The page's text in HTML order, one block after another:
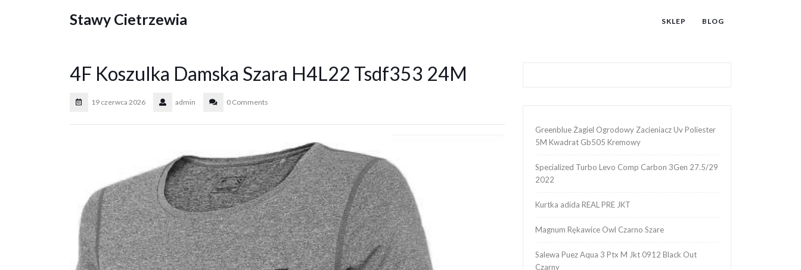
Stawy Cietrzewia SKLEP BLOG
4F Koszulka Damska Szara H4L22 Tsdf353 24M
19 czerwca 2026 admin 0 Comments
Greenblue Żagiel Ogrodowy Zacieniacz Uv Poliester
5M Kwadrat Gb505 Kremowy
Specialized Turbo Levo Comp Carbon 3Gen 27.5/29
2022
Kurtka adida REAL PRE JKT
Magnum Rękawice Owl Czarno Szare
Salewa Puez Aqua 3 Ptx M Jkt 0912 Black Out
Czarny